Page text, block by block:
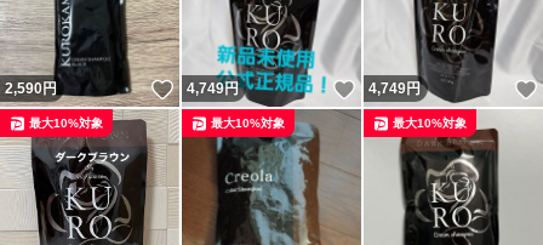
2,590円 いいね！
4,749円 いいね！
4,749円
最大10%対象 最大10%対象 最大10%対象